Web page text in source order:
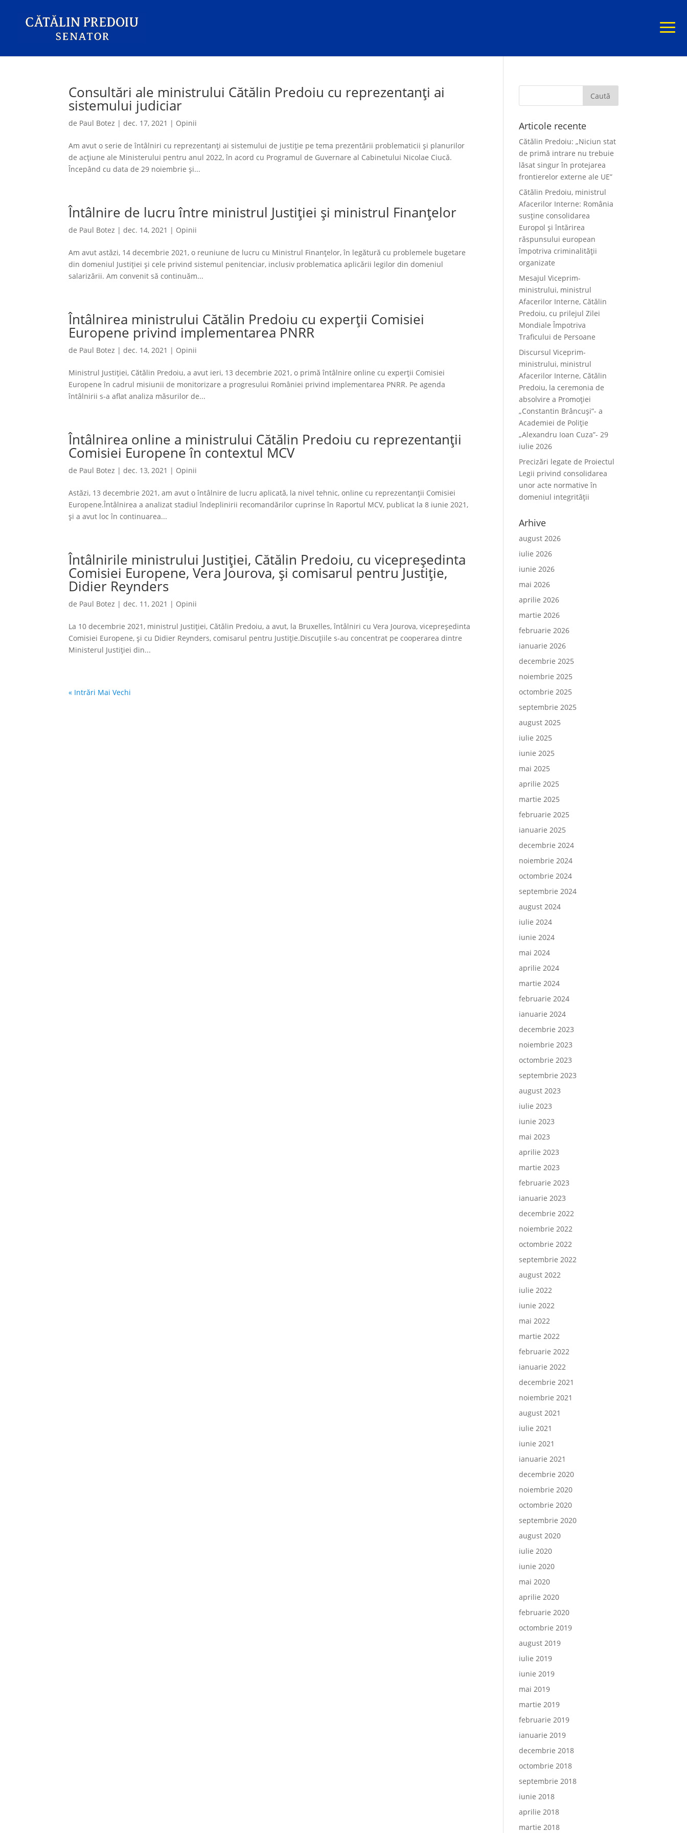
Consultări ale ministrului Cătălin Predoiu cu reprezentanți ai
sistemului judiciar
de Paul Botez |dec. 17, 2021 | Opinii
Am avut o serie de întâlniri cu reprezentanți ai sistemului de justiție pe tema prezentării problematicii și planurilor
de acțiune ale Ministerului pentru anul 2022, în acord cu Programul de Guvernare al Cabinetului Nicolae Ciucă.
Începând cu data de 29 noiembrie și...
Întâlnire de lucru între ministrul Justiției și ministrul Finanțelor
de Paul Botez |dec. 14, 2021 | Opinii
Am avut astăzi, 14 decembrie 2021, o reuniune de lucru cu Ministrul Finanțelor, în legătură cu problemele bugetare
din domeniul Justiției și cele privind sistemul penitenciar, inclusiv problematica aplicării legilor din domeniul
salarizării. Am convenit să continuăm...
Întâlnirea ministrului Cătălin Predoiu cu experții Comisiei
Europene privind implementarea PNRR
de Paul Botez |dec. 14, 2021 | Opinii
Ministrul Justiției, Cătălin Predoiu, a avut ieri, 13 decembrie 2021, o primă întâlnire online cu experții Comisiei
Europene în cadrul misiunii de monitorizare a progresului României privind implementarea PNRR. Pe agenda
întâlnirii s-a aflat analiza măsurilor de...
Întâlnirea online a ministrului Cătălin Predoiu cu reprezentanții
Comisiei Europene în contextul MCV
de Paul Botez |dec. 13, 2021 | Opinii
Astăzi, 13 decembrie 2021, am avut o întâlnire de lucru aplicată, la nivel tehnic, online cu reprezentanţii Comisiei
Europene.Întâlnirea a analizat stadiul îndeplinirii recomandărilor cuprinse în Raportul MCV, publicat la 8 iunie 2021,
și a avut loc în continuarea...
Întâlnirile ministrului Justiției, Cătălin Predoiu, cu vicepreședinta
Comisiei Europene, Vera Jourova, și comisarul pentru Justiție,
Didier Reynders
de Paul Botez |dec. 11, 2021 | Opinii
La 10 decembrie 2021, ministrul Justiției, Cătălin Predoiu, a avut, la Bruxelles, întâlniri cu Vera Jourova, vicepreședinta
Comisiei Europene, și cu Didier Reynders, comisarul pentru Justiție.Discuțiile s-au concentrat pe cooperarea dintre
Ministerul Justiției din...
« Intrări Mai Vechi
Articole recente
Cătălin Predoiu: „Niciun stat
de primă intrare nu trebuie
lăsat singur în protejarea
frontierelor externe ale UE”
Cătălin Predoiu, ministrul
Afacerilor Interne: România
susține consolidarea
Europol și întărirea
răspunsului european
împotriva criminalității
organizate
Mesajul Viceprim-
ministrului, ministrul
Afacerilor Interne, Cătălin
Predoiu, cu prilejul Zilei
Mondiale Împotriva
Traficului de Persoane
Discursul Viceprim-
ministrului, ministrul
Afacerilor Interne, Cătălin
Predoiu, la ceremonia de
absolvire a Promoției
„Constantin Brâncuși”- a
Academiei de Poliție
„Alexandru Ioan Cuza”- 29
iulie 2026
Precizări legate de Proiectul
Legii privind consolidarea
unor acte normative în
domeniul integrității
Arhive
august 2026
iulie 2026
iunie 2026
mai 2026
aprilie 2026
martie 2026
februarie 2026
ianuarie 2026
decembrie 2025
noiembrie 2025
octombrie 2025
septembrie 2025
august 2025
iulie 2025
iunie 2025
mai 2025
aprilie 2025
martie 2025
februarie 2025
ianuarie 2025
decembrie 2024
noiembrie 2024
octombrie 2024
septembrie 2024
august 2024
iulie 2024
iunie 2024
mai 2024
aprilie 2024
martie 2024
februarie 2024
ianuarie 2024
decembrie 2023
noiembrie 2023
octombrie 2023
septembrie 2023
august 2023
iulie 2023
iunie 2023
mai 2023
aprilie 2023
martie 2023
februarie 2023
ianuarie 2023
decembrie 2022
noiembrie 2022
octombrie 2022
septembrie 2022
august 2022
iulie 2022
iunie 2022
mai 2022
martie 2022
februarie 2022
ianuarie 2022
decembrie 2021
noiembrie 2021
august 2021
iulie 2021
iunie 2021
ianuarie 2021
decembrie 2020
noiembrie 2020
octombrie 2020
septembrie 2020
august 2020
iulie 2020
iunie 2020
mai 2020
aprilie 2020
februarie 2020
octombrie 2019
august 2019
iulie 2019
iunie 2019
mai 2019
martie 2019
februarie 2019
ianuarie 2019
decembrie 2018
octombrie 2018
septembrie 2018
iunie 2018
aprilie 2018
martie 2018